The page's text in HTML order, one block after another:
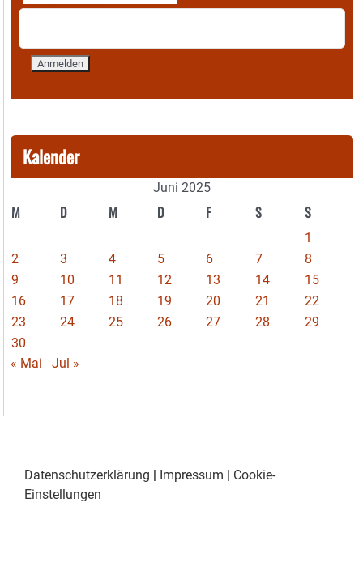
Kalender
Juni 2025
M D M D F S S
1
2
3 4 5 6 7
8
9
10 11 12 13 14
15
16
17 18 19 20 21
22
23
24 25 26 27 28
29
30
« Mai
Jul »
Datenschutzerklärung | Impressum | Cookie-
Einstellungen